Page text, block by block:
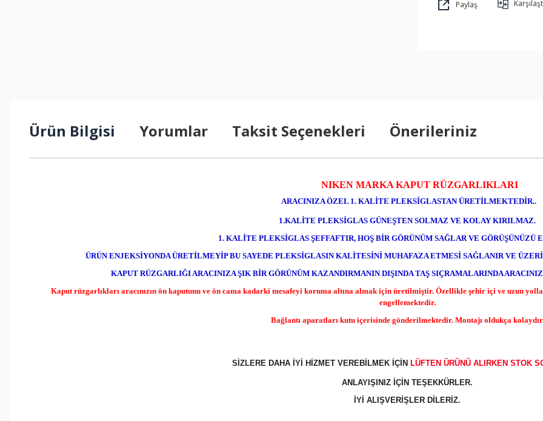
Paylaş
Ürün Bilgisi Yorumlar Taksit Seçenekleri Önerileriniz
NIKEN MARKA KAPUT RÜZGARLIKLARI
ARACINIZA ÖZEL 1. KALİTE PLEKSİGLASTAN ÜRETİLMEKTEDİR..
1.KALİTE PLEKSİGLAS GÜNEŞTEN SOLMAZ VE KOLAY KIRILMAZ.
1. KALİTE PLEKSİGLAS ŞEFFAFTIR, HOŞ BİR GÖRÜNÜM SAĞLAR VE GÖRÜŞÜNÜZÜ
ÜRÜN ENJEKSİYONDA ÜRETİLMEYİP BU SAYEDE PLEKSİGLASIN KALİTESİNİ MUHAFAZA ETMESİ SAĞLANIR VE
KAPUT RÜZGARLIĞI ARACINIZA ŞIK BİR GÖRÜNÜM KAZANDIRMANIN DIŞINDA TAŞ SIÇRAMALARINDA
Kaput rüzgarlıkları aracınızın ön kaputunu ve ön cama kadarki mesafeyi koruma altına almak için üretilmiştir. Özellikle şehir içi ve uzun
engellemektedir.
Bağlantı aparatları kutu içerisinde gönderilmektedir. Montajı oldukça
SİZLERE DAHA İYİ HİZMET VEREBİLMEK İÇİN LÜFTEN ÜRÜNÜ ALIRKEN STOK
ANLAYIŞINIZ İÇİN TEŞEKKÜRLER.
İYİ ALIŞVERİŞLER DİLERİZ.